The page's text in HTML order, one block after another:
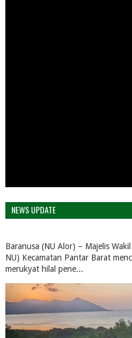
NEWS UPDATE
Baranusa (NU Alor) – Majelis
NU) Kecamatan Pantar Barat
merukyat hilal pene...